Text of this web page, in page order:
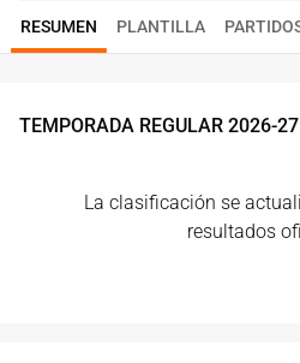
RESUMEN PLANTILLA
TEMPORADA REGULAR 2026-27
La clasificación se
resultados